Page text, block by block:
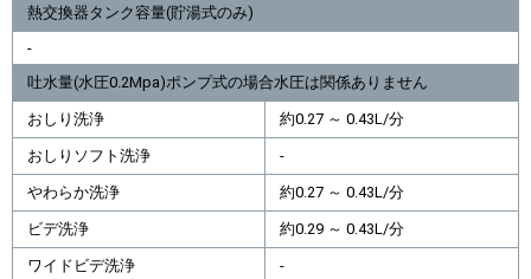
熱交換器タンク容量(貯湯式のみ)
-
吐水量(水圧0.2Mpa)ポンプ式の場合水圧は関係ありません
おしり洗浄 約0.27 ～ 0.43L/分
おしりソフト洗浄 -
やわらか洗浄 約0.27 ～ 0.43L/分
ビデ洗浄 約0.29 ～ 0.43L/分
ワイドビデ洗浄 -